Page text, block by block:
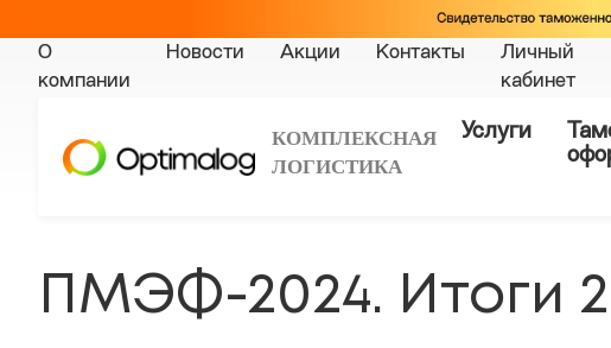
О
компании
Новости Акции Контакты
Личный
кабинет
КОМПЛЕКСНАЯ
ЛОГИСТИКА
Услуги
ПМЭФ-2024. Итоги